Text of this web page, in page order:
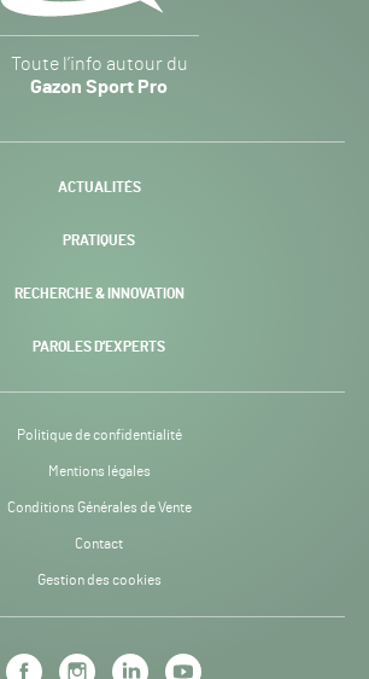
Sport
Pro
-
Toute l’info autour du
Gazon Sport Pro
PAGE
ACTUALITÉS
PRATIQUES
RECHERCHE & INNOVATION
PAROLES D’EXPERTS
Politique de confidentialité
Mentions légales
Conditions Générales de Vente
Contact
Gestion des cookies